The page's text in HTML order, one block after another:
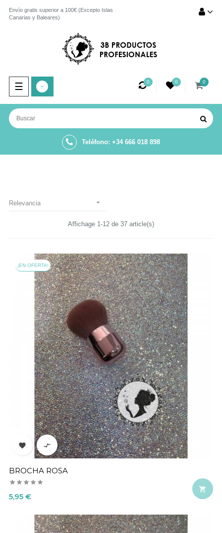
Envío gratis superior a 100€ (Excepto Islas
Canarias y Baleares)
Navegación
de
palanca
☰ 0 0 0
Teléfono: +34 666 018 898
Relevancia 
Affichage 1-12 de 37 article(s)
¡EN OFERTA!
 
BROCHA ROSA
Precio
5,95 €
